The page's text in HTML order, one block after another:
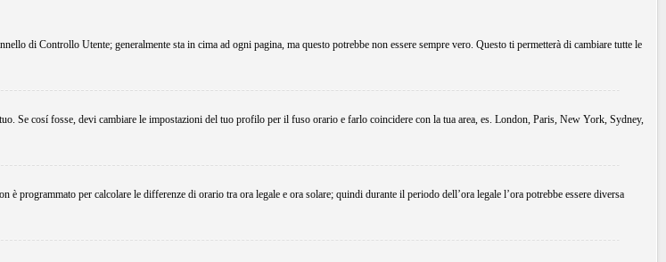
di Controllo Utente; generalmente sta in cima ad ogni pagina, ma questo potrebbe non essere sempre vero. Questo ti permetterà di cambiare tutte le
Se cosí fosse, devi cambiare le impostazioni del tuo profilo per il fuso orario e farlo coincidere con la tua area, es. London, Paris, New York, Sydney,
programmato per calcolare le differenze di orario tra ora legale e ora solare; quindi durante il periodo dell’ora legale l’ora potrebbe essere diversa